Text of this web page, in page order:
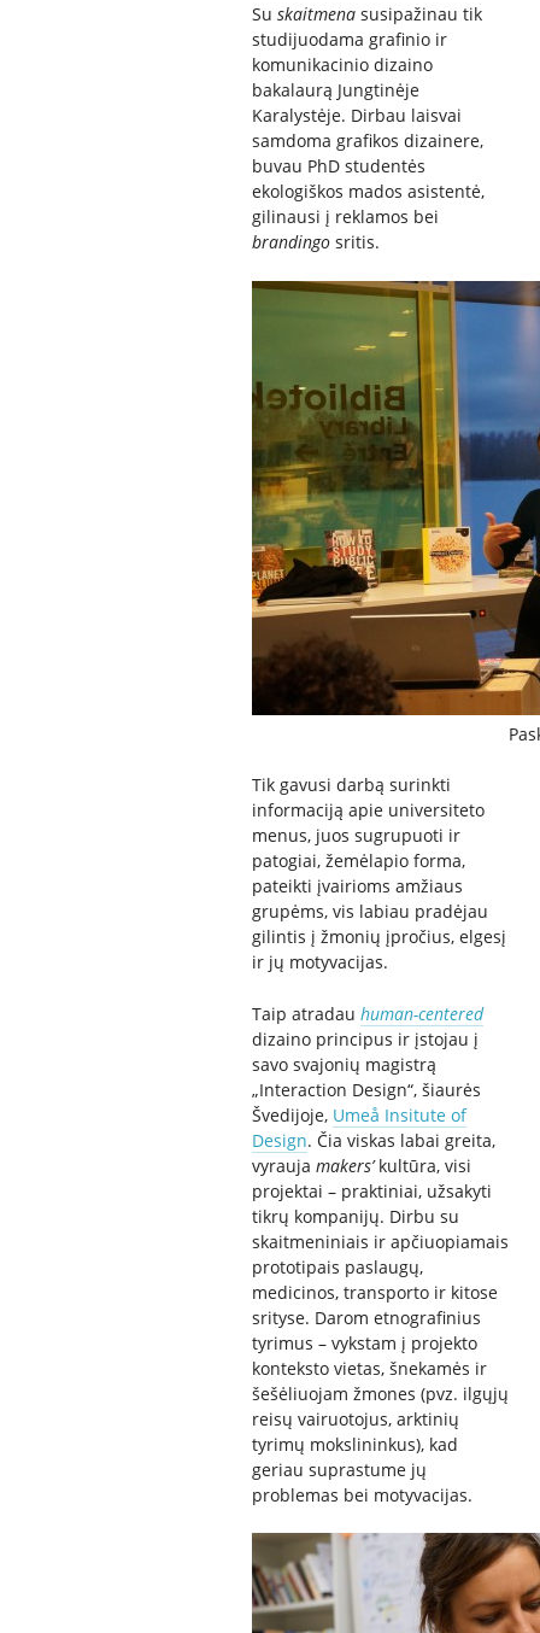
Su skaitmenasusipažinau tik
studijuodama grafinio ir
komunikacinio dizaino
bakalaurą Jungtinėje
Karalystėje. Dirbau laisvai
samdoma grafikos dizainere,
buvau PhD studentės
ekologiškos mados asistentė,
gilinausi į reklamos bei
brandingosritis.
Tik gavusi darbą surinkti
informaciją apie universiteto
menus, juos sugrupuoti ir
patogiai, žemėlapio forma,
pateikti įvairioms amžiaus
grupėms, vis labiau pradėjau
gilintis į žmonių įpročius, elgesį
ir jų motyvacijas.
Taip atradau human-centered
dizaino principus ir įstojau į
savo svajonių magistrą
„Interaction Design“, šiaurės
Švedijoje, Umeå Insitute of
Design. Čia viskas labai greita,
vyrauja makers’kultūra, visi
projektai – praktiniai, užsakyti
tikrų kompanijų. Dirbu su
skaitmeniniais ir apčiuopiamais
prototipais paslaugų,
medicinos, transporto ir kitose
srityse. Darom etnografinius
tyrimus – vykstam į projekto
konteksto vietas, šnekamės ir
šešėliuojam žmones (pvz. ilgųjų
reisų vairuotojus, arktinių
tyrimų mokslininkus), kad
geriau suprastume jų
problemas bei motyvacijas.